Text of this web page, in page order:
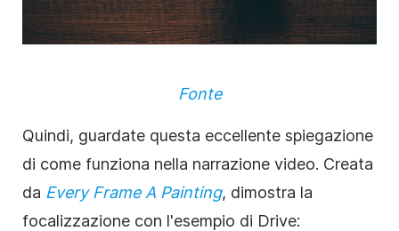
Fonte
Quindi, guardate questa eccellente spiegazione
di come funziona nella narrazione video. Creata
da Every Frame A Painting, dimostra la
focalizzazione con l'esempio di Drive: